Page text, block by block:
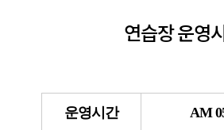
연습장 운영
운영시간 AM